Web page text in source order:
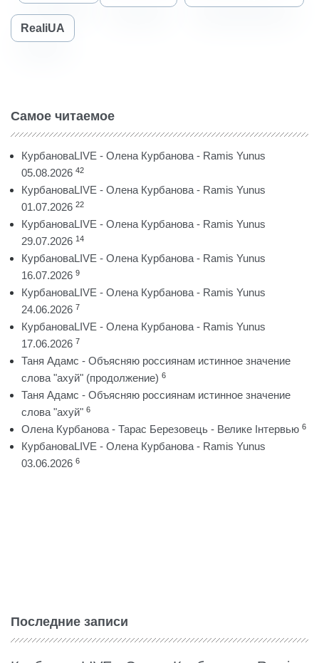
RealiUA
Самое читаемое
КурбановаLIVE - Олена Курбанова - Ramis Yunus
05.08.2026 42
КурбановаLIVE - Олена Курбанова - Ramis Yunus
01.07.2026 22
КурбановаLIVE - Олена Курбанова - Ramis Yunus
29.07.2026 14
КурбановаLIVE - Олена Курбанова - Ramis Yunus
16.07.2026 9
КурбановаLIVE - Олена Курбанова - Ramis Yunus
24.06.2026 7
КурбановаLIVE - Олена Курбанова - Ramis Yunus
17.06.2026 7
Таня Адамс - Объясняю россиянам истинное значение
слова "ахуй" (продолжение) 6
Таня Адамс - Объясняю россиянам истинное значение
слова "ахуй" 6
Олена Курбанова - Тарас Березовець - Велике Інтервью 6
КурбановаLIVE - Олена Курбанова - Ramis Yunus
03.06.2026 6
Последние записи